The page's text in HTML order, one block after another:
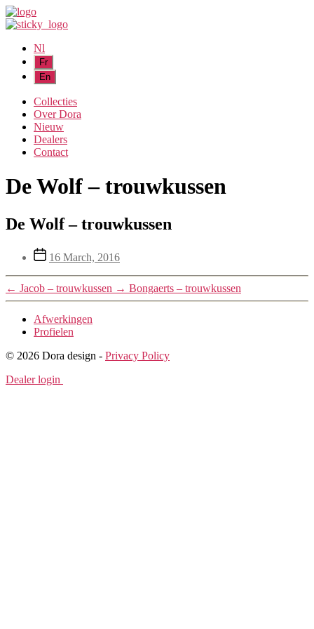
Nl
Collecties
Over Dora
Nieuw
Dealers
Contact
De Wolf – trouwkussen
De Wolf – trouwkussen
Post
date
16 March, 2016
← Jacob – trouwkussen → Bongaerts – trouwkussen
Afwerkingen
Profielen
© 2026 Dora design - Privacy Policy
Dealer login